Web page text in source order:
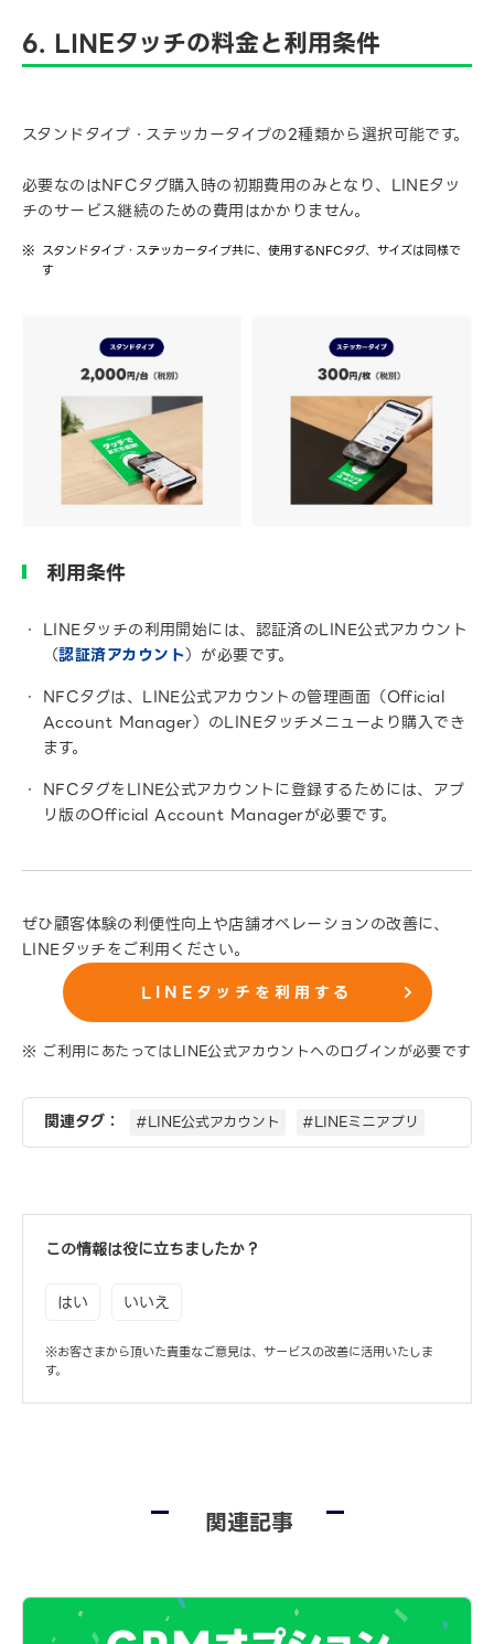
6. LINEタッチの料金と利用条件
スタンドタイプ・ステッカータイプの2種類から選択可能です。
必要なのはNFCタグ購入時の初期費用のみとなり、LINEタッ
チのサービス継続のための費用はかかりません。
スタンドタイプ・ステッカータイプ共に、使用するNFCタグ、サイズは同様で
す
利用条件
LINEタッチの利用開始には、認証済のLINE公式アカウント
（認証済アカウント）が必要です。
NFCタグは、LINE公式アカウントの管理画面（Official
Account Manager）のLINEタッチメニューより購入でき
ます。
NFCタグをLINE公式アカウントに登録するためには、アプ
リ版のOfficial Account Managerが必要です。
ぜひ顧客体験の利便性向上や店舗オペレーションの改善に、
LINEタッチをご利用ください。
LINEタッチを利用する
※ ご利用にあたってはLINE公式アカウントへのログインが必要です
関連タグ： #LINE公式アカウント #LINEミニアプリ
この情報は役に立ちましたか？
はい いいえ
※お客さまから頂いた貴重なご意見は、サービスの改善に活用いたしま
す。
関連記事